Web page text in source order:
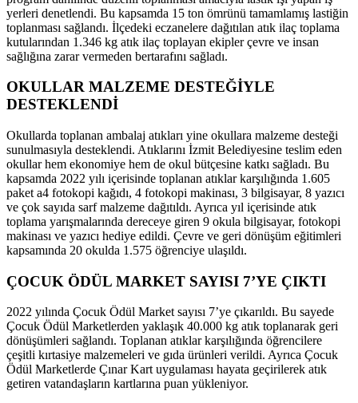
yerleri denetlendi. Bu kapsamda 15 ton ömrünü tamamlamış lastiğin
toplanması sağlandı. İlçedeki eczanelere dağıtılan atık ilaç toplama
kutularından 1.346 kg atık ilaç toplayan ekipler çevre ve insan
sağlığına zarar vermeden bertarafını sağladı.
OKULLAR MALZEME DESTEĞİYLE
DESTEKLENDİ
Okullarda toplanan ambalaj atıkları yine okullara malzeme desteği
sunulmasıyla desteklendi. Atıklarını İzmit Belediyesine teslim eden
okullar hem ekonomiye hem de okul bütçesine katkı sağladı. Bu
kapsamda 2022 yılı içerisinde toplanan atıklar karşılığında 1.605
paket a4 fotokopi kağıdı, 4 fotokopi makinası, 3 bilgisayar, 8 yazıcı
ve çok sayıda sarf malzeme dağıtıldı. Ayrıca yıl içerisinde atık
toplama yarışmalarında dereceye giren 9 okula bilgisayar, fotokopi
makinası ve yazıcı hediye edildi. Çevre ve geri dönüşüm eğitimleri
kapsamında 20 okulda 1.575 öğrenciye ulaşıldı.
ÇOCUK ÖDÜL MARKET SAYISI 7’YE ÇIKTI
2022 yılında Çocuk Ödül Market sayısı 7’ye çıkarıldı. Bu sayede
Çocuk Ödül Marketlerden yaklaşık 40.000 kg atık toplanarak geri
dönüşümleri sağlandı. Toplanan atıklar karşılığında öğrencilere
çeşitli kırtasiye malzemeleri ve gıda ürünleri verildi. Ayrıca Çocuk
Ödül Marketlerde Çınar Kart uygulaması hayata geçirilerek atık
getiren vatandaşların kartlarına puan yükleniyor.